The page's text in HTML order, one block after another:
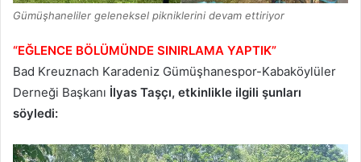
Gümüşhaneliler geleneksel pikniklerini devam ettiriyor
“EĞLENCE BÖLÜMÜNDE SINIRLAMA YAPTIK”
Bad Kreuznach Karadeniz Gümüşhanespor-Kabaköylüler
Derneği Başkanı İlyas Taşçı, etkinlikle ilgili şunları
söyledi: